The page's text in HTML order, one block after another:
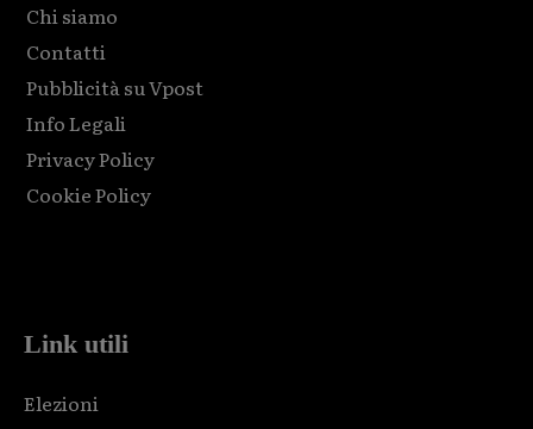
Chi siamo
Contatti
Pubblicità su Vpost
Info Legali
Privacy Policy
Cookie Policy
Link utili
Elezioni